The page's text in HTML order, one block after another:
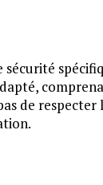
sécurité
de